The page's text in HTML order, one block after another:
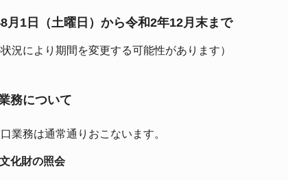
月1日（土曜日）から令和2年12月末まで
状況により期間を変更する可能性があります）
務について
業務は通常通りおこないます。
化財の照会